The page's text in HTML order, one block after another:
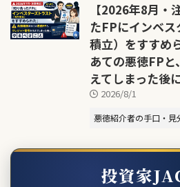
【2026年8月・
たFPにインベ
積立）をすすめ
あての悪徳FP
えてしまった後
2026/8/1
悪徳紹介者の手口・見
投資家